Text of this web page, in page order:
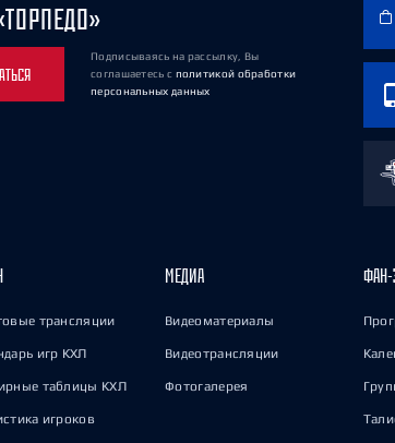
Подписываясь на рассылку, Вы
соглашаетесь с политикой обработки
персональных данных
трансляции
игр КХЛ
таблицы КХЛ
игроков
МЕДИА
Видеоматериалы
Видеотрансляции
Фотогалерея
ФАН-